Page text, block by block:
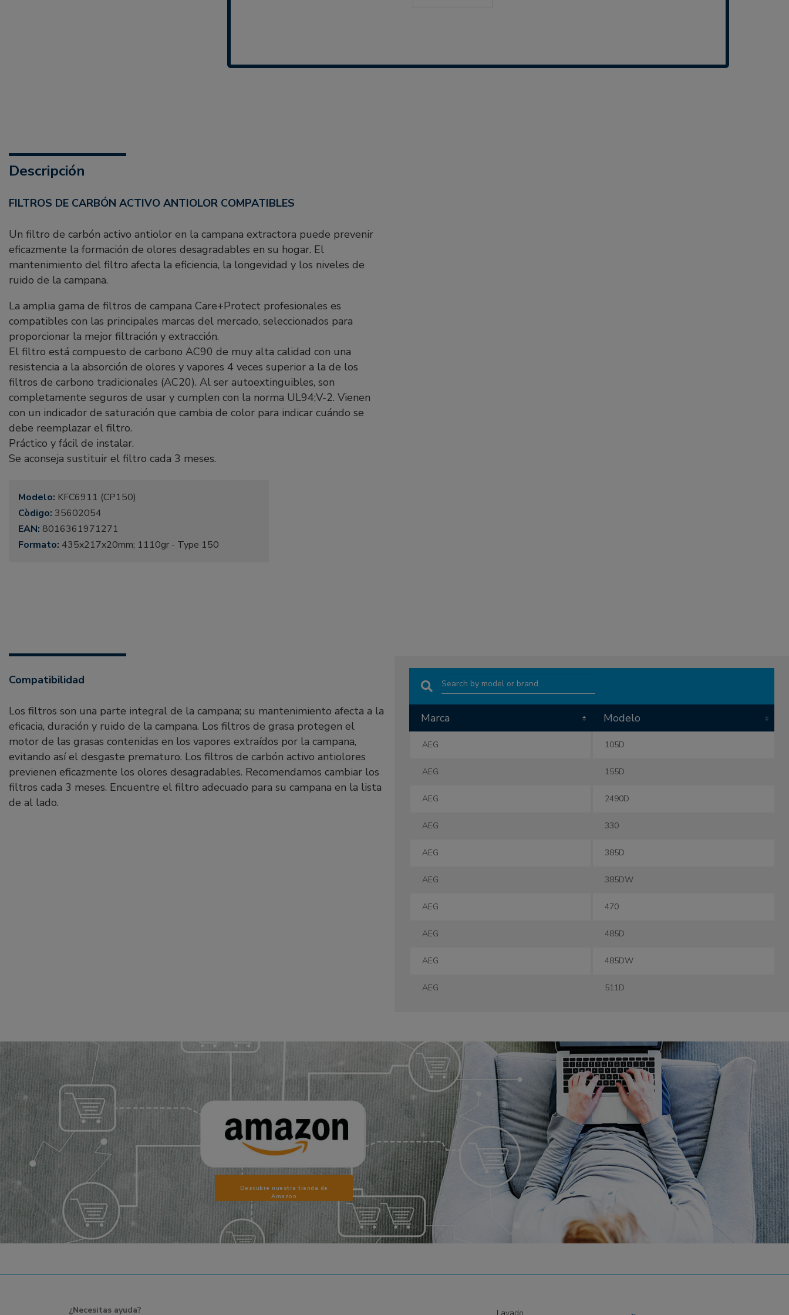
Descripción
FILTROS DE CARBÓN ACTIVO ANTIOLOR COMPATIBLES
Un filtro de carbón activo antiolor en la campana extractora puede prevenir
eficazmente la formación de olores desagradables en su hogar. El
mantenimiento del filtro afecta la eficiencia, la longevidad y los niveles de
ruido de la campana.
La amplia gama de filtros de campana Care+Protect profesionales es
compatibles con las principales marcas del mercado, seleccionados para
proporcionar la mejor filtración y extracción.
El filtro está compuesto de carbono AC90 de muy alta calidad con una
resistencia a la absorción de olores y vapores 4 veces superior a la de los
filtros de carbono tradicionales (AC20). Al ser autoextinguibles, son
completamente seguros de usar y cumplen con la norma UL94;V-2. Vienen
con un indicador de saturación que cambia de color para indicar cuándo se
debe reemplazar el filtro.
Práctico y fácil de instalar.
Se aconseja sustituir el filtro cada 3 meses.
Modelo: KFC6911 (CP150)
Còdigo: 35602054
EAN: 8016361971271
Formato: 435x217x20mm; 1110gr - Type 150
Compatibilidad
Los filtros son una parte integral de la campana; su mantenimiento afecta a la
eficacia, duración y ruido de la campana. Los filtros de grasa protegen el
motor de las grasas contenidas en los vapores extraídos por la campana,
evitando así el desgaste prematuro. Los filtros de carbón activo antiolores
previenen eficazmente los olores desagradables. Recomendamos cambiar los
filtros cada 3 meses. Encuentre el filtro adecuado para su campana en la lista
de al lado.
Search:
Marca Modelo
Marca Modelo
AEG 105D
AEG 155D
AEG 2490D
AEG 330
AEG 385D
AEG 385DW
AEG 470
AEG 485D
AEG 485DW
AEG 511D
AEG 5708
AEG 710D
AEG 760
AEG 781D
AEG 8160
AEG 8390
AEG 8391DM
AEG 8490
HC3360
Descubre nuestra tienda de
Amazon
¿Necesitas ayuda? Lavado